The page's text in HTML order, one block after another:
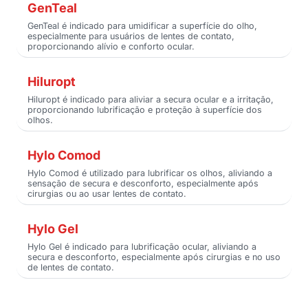
GenTeal
GenTeal é indicado para umidificar a superfície do olho,
especialmente para usuários de lentes de contato,
proporcionando alívio e conforto ocular.
Hiluropt
Hiluropt é indicado para aliviar a secura ocular e a irritação,
proporcionando lubrificação e proteção à superfície dos
olhos.
Hylo Comod
Hylo Comod é utilizado para lubrificar os olhos, aliviando a
sensação de secura e desconforto, especialmente após
cirurgias ou ao usar lentes de contato.
Hylo Gel
Hylo Gel é indicado para lubrificação ocular, aliviando a
secura e desconforto, especialmente após cirurgias e no uso
de lentes de contato.